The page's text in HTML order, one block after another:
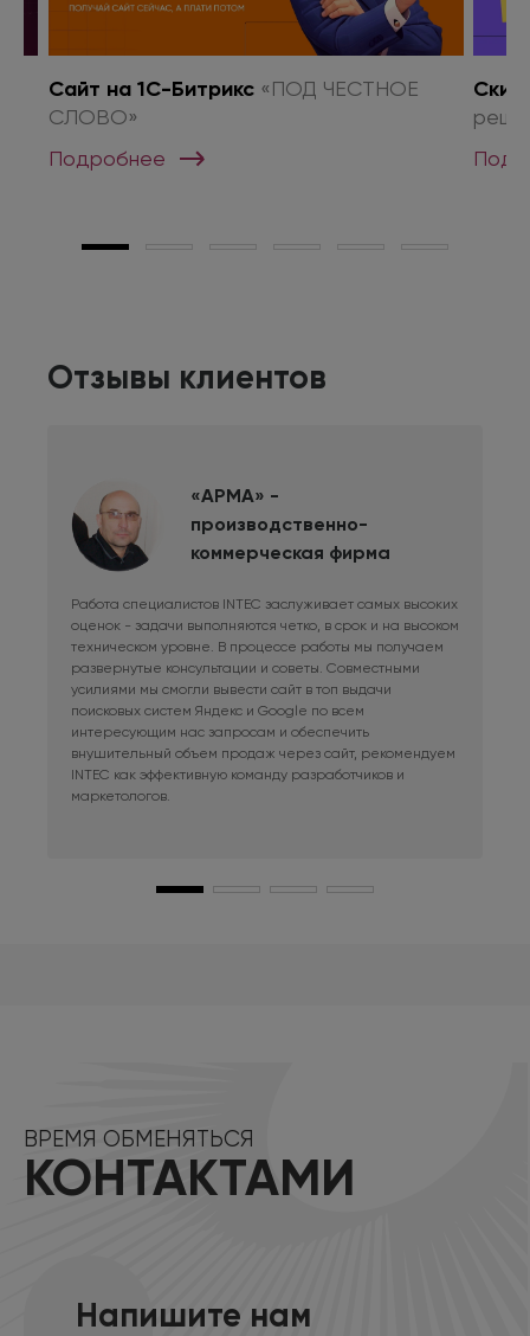
Сайт на 1С-Битрикс«ПОД ЧЕСТНОЕ
СЛОВО»
Подробнее
Отзывы клиентов
«АРМА» -
производственно-
коммерческая фирма
Работа специалистов INTEC заслуживает самых высоких
оценок - задачи выполняются четко, в срок и на высоком
техническом уровне. В процессе работы мы получаем
развернутые консультации и советы. Совместными
усилиями мы смогли вывести сайт в топ выдачи
поисковых систем Яндекс и Google по всем
интересующим нас запросам и обеспечить
внушительный объем продаж через сайт, рекомендуем
INTEC как эффективную команду разработчиков и
маркетологов.
ВРЕМЯ ОБМЕНЯТЬСЯ
КОНТАКТАМИ
Напишите нам